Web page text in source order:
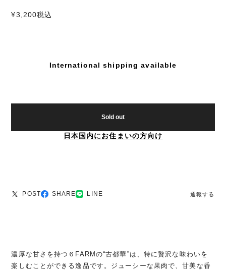
¥3,200税込
International shipping available
Sold out
日本国内にお住まいの方向け
POST SHARE LINE 通報する
濃厚な甘さを持つ６FARMの“古都華”は、特に贅沢な味わいを
楽しむことができる逸品です。ジューシーな果肉で、甘美な香